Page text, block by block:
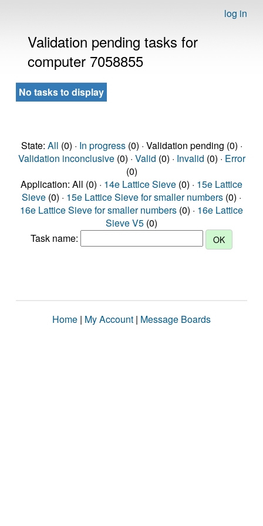
log in
Validation pending tasks for
computer 7058855
No tasks to display
State: All (0) · In progress(0) · Validation pending (0) ·
Validation inconclusive(0) · Valid (0) · Invalid (0) · Error
(0)
Application: All (0) · 14e Lattice Sieve (0) · 15e Lattice
Sieve (0) · 15e Lattice Sieve for smaller numbers (0) ·
16e Lattice Sieve for smaller numbers (0) · 16e Lattice
Sieve V5 (0)
Task name:
Home | My Account | Message Boards